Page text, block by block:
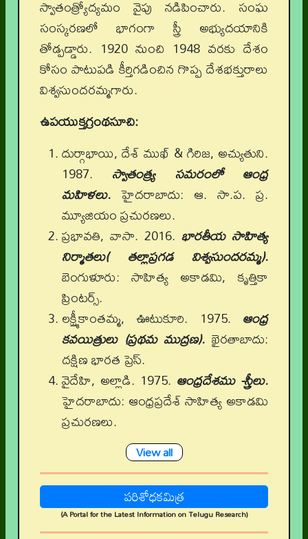
స్వాతంత్ర్యోద్యమం వైపు నడిపించారు. సంఘ
సంస్కరణలో భాగంగా స్త్రీ అభ్యుదయానికి
తోడ్పడ్డారు. 1920 నుంచి 1948 వరకు దేశం
కోసం పాటుపడి కీర్తిగడించిన గొప్ప దేశభక్తురాలు
విశ్వసుందరమ్మగారు.
ఉపయుక్తగ్రంథసూచి:
దుర్గాభాయి, దేశ్ ముఖ్ & గిరిజ, అచ్యుతుని.
1987.స్వాతంత్ర్య సమరంలో ఆంధ్ర
మహిళలు. హైదరాబాదు: ఆ. సా.ప. ప్ర.
మ్యూజియం ప్రచురణలు.
ప్రభావతి, వాసా. 2016. భారతీయ సాహిత్య
నిర్మాతలు( తల్లాప్రగడ విశ్వసుందరమ్మ).
బెంగుళూరు: సాహిత్య అకాడమి, కృత్తికా
ప్రింటర్స్.
లక్ష్మీకాంతమ్మ, ఊటుకూరి. 1975. ఆంధ్ర
కవయిత్రులు (ప్రథమ ముద్రణ). ఖైరతాబాదు:
దక్షిణ భారత ప్రెస్.
వైదేహి, అల్లాడి. 1975. ఆంధ్రదేశము -స్త్రీలు.
హైదరాబాదు: ఆంధ్రప్రదేశ్ సాహిత్య అకాడమి
ప్రచురణలు.
View all
పరిశోధకమిత్ర
(A Portal for the Latest Information on Telugu Research)